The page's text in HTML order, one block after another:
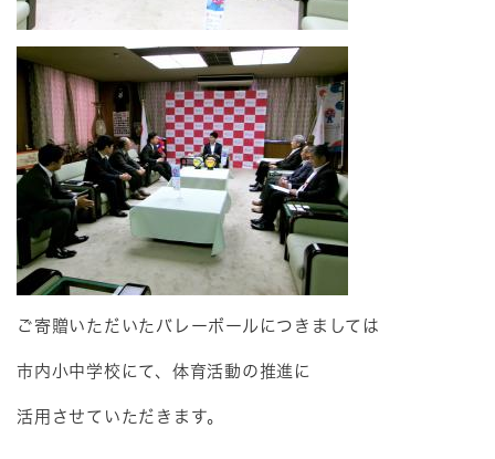
ご寄贈いただいたバレーボールにつきましては
市内小中学校にて、体育活動の推進に
活用させていただきます。